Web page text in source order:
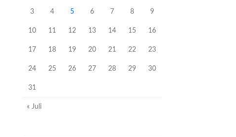
3 4 5 6 7 8 9
10 11 12 13 14 15 16
17 18 19 20 21 22 23
24 25 26 27 28 29 30
31
« Juli